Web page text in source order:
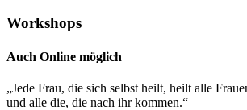
Workshops
Auch Online möglich
„Jede Frau, die sich selbst heilt, heilt alle
und alle die, die nach ihr kommen.“